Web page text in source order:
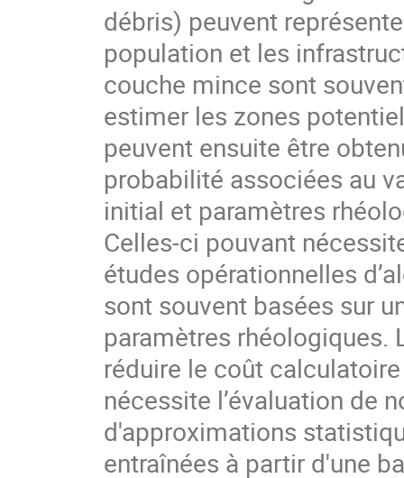
débris) peuvent
population et les
couche mince sont
estimer les zones
peuvent ensuite être
probabilité associées au
initial et paramètres
Celles-ci pouvant
études opérationnelles
sont souvent basées sur
paramètres rhéologiques.
réduire le coût
nécessite l’évaluation de
d'approximations
entraînées à partir d'une